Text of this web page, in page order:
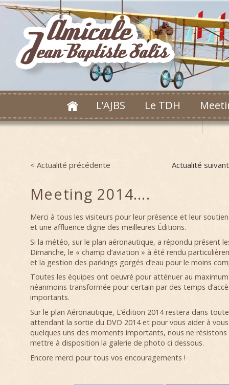
L’AJBS Le TDH
Post navigation
Actualité
< Actualité précédente
Meeting 2014….
Merci à tous les visiteurs pour leur présence et leur
et une affluence digne des meilleures Éditions.
Si la météo, sur le plan aéronautique, a répondu présent
Dimanche, le « champ d’aviation » à été rendu
et la gestion des parkings gorgés d’eau pour le moins
Toutes les équipes ont oeuvré pour atténuer au
néanmoins transformée pour certain par des temps
importants.
Sur le plan Aéronautique, L’édition 2014 restera dans
attendant la sortie du DVD 2014 et pour vous aider à
quelques uns des moments importants, nous ne résistons
mettre à disposition la galerie de photo ci dessous.
Encore merci pour tous vos encouragements !